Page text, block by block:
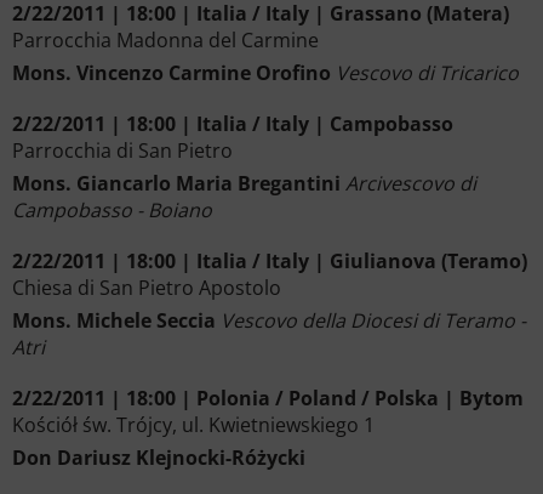
2/22/2011 | 18:00 | Italia / Italy | Grassano (Matera)
Parrocchia Madonna del Carmine
Mons. Vincenzo Carmine Orofino Vescovo di Tricarico
2/22/2011 | 18:00 | Italia / Italy | Campobasso
Parrocchia di San Pietro
Mons. Giancarlo Maria Bregantini Arcivescovo di
Campobasso - Boiano
2/22/2011 | 18:00 | Italia / Italy | Giulianova (Teramo)
Chiesa di San Pietro Apostolo
Mons. Michele Seccia Vescovo della Diocesi di Teramo -
Atri
2/22/2011 | 18:00 | Polonia / Poland / Polska | Bytom
Kościół św. Trójcy, ul. Kwietniewskiego 1
Don Dariusz Klejnocki-Różycki